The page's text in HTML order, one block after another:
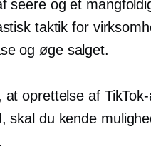
seere og et
taktik for
og øge salget.
at oprettelse af
skal du kende